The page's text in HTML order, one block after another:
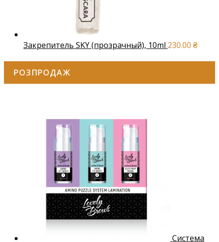
Закрепитель SKY (прозрачный), 10ml 230.00 ₴
РОЗПРОДАЖ
Система